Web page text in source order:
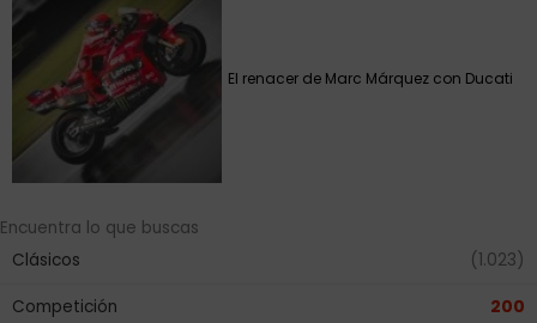
El renacer de Marc Márquez con Ducati
Encuentra lo que buscas
Clásicos
(1.023)
Competición 200